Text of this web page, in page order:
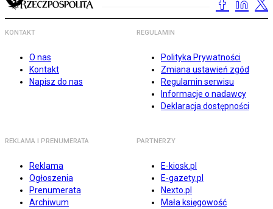
KONTAKT
O nas
Kontakt
Napisz do nas
REGULAMIN
Polityka Prywatności
Zmiana ustawień zgód
Regulamin serwisu
Informacje o nadawcy
Deklaracja dostępności
REKLAMA I PRENUMERATA
Reklama
Ogłoszenia
Prenumerata
Archiwum
PARTNERZY
E-kiosk.pl
E-gazety.pl
Nexto.pl
Mała księgowość